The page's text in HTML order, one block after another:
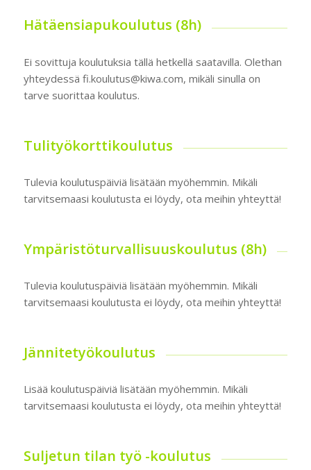
Hätäensiapukoulutus (8h)
Ei sovittuja koulutuksia tällä hetkellä saatavilla. Olethan
yhteydessä fi.koulutus@kiwa.com, mikäli sinulla on
tarve suorittaa koulutus.
Tulityökorttikoulutus
Tulevia koulutuspäiviä lisätään myöhemmin. Mikäli
tarvitsemaasi koulutusta ei löydy, ota meihin yhteyttä!
Ympäristöturvallisuuskoulutus (8h)
Tulevia koulutuspäiviä lisätään myöhemmin. Mikäli
tarvitsemaasi koulutusta ei löydy, ota meihin yhteyttä!
Jännitetyökoulutus
Lisää koulutuspäiviä lisätään myöhemmin. Mikäli
tarvitsemaasi koulutusta ei löydy, ota meihin yhteyttä!
Suljetun tilan työ -koulutus